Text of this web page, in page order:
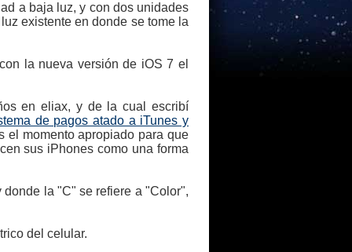
a baja luz, y con dos unidades
existente en donde se tome la
la nueva versión de iOS 7 el
en eliax, y de la cual escribí
de pagos atado a iTunes y
el momento apropiado para que
sus iPhones como una forma
la "C" se refiere a "Color",
del celular.